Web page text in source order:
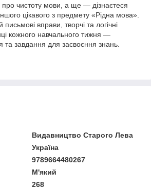
про чистоту мови, а ще — дізнаєтеся
цікавого з предмету «Рідна мова».
вправи, творчі та логічні
кожного навчального тижня —
та завдання для засвоєння знань.
Видавництво Старого Лева
Україна
9789664480267
М'який
268